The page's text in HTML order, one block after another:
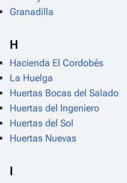
Granadilla
H
Hacienda El Cordobés
La Huelga
Huertas Bocas del Salado
Huertas del Ingeniero
Huertas del Sol
Huertas Nuevas
I